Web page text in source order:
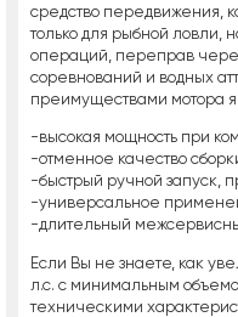
средство передвижения,
только для рыбной ловли,
операций, переправ
соревнований и водных
преимуществами мотора
-высокая мощность при
-отменное качество
-быстрый ручной запуск,
-универсальное
-длительный
Если Вы не знаете, как
л.с. с минимальным
техническими